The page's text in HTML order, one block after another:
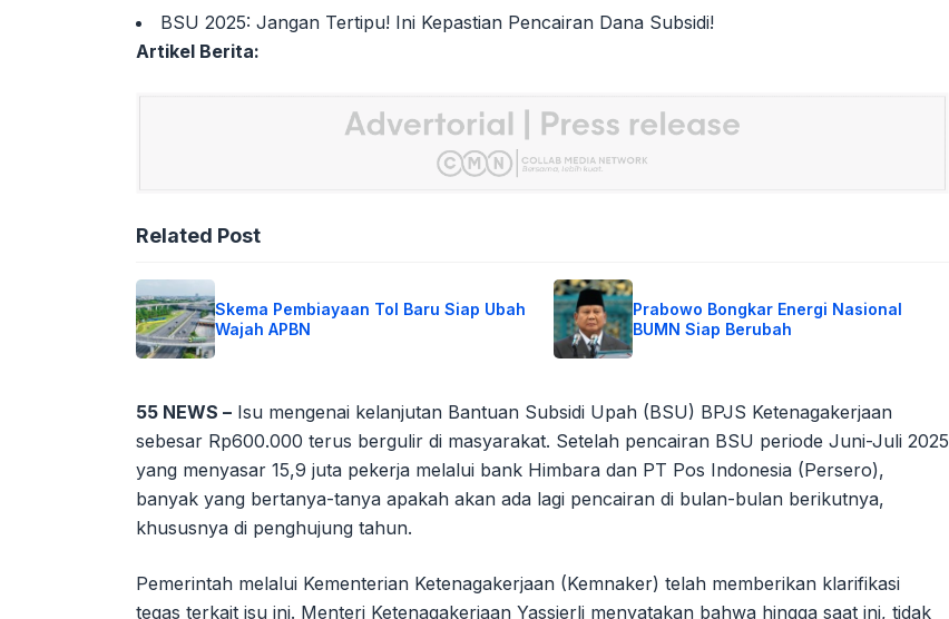
BSU 2025: Jangan Tertipu! Ini Kepastian Pencairan Dana Subsidi!
Artikel Berita:
Related Post
Skema Pembiayaan Tol Baru Siap Ubah
Wajah APBN
Prabowo Bongkar Energi Nasional
BUMN Siap Berubah
55 NEWS – Isu mengenai kelanjutan Bantuan Subsidi Upah (BSU) BPJS Ketenagakerjaan
sebesar Rp600.000 terus bergulir di masyarakat. Setelah pencairan BSU periode Juni-Juli 2025
yang menyasar 15,9 juta pekerja melalui bank Himbara dan PT Pos Indonesia (Persero),
banyak yang bertanya-tanya apakah akan ada lagi pencairan di bulan-bulan berikutnya,
khususnya di penghujung tahun.
Pemerintah melalui Kementerian Ketenagakerjaan (Kemnaker) telah memberikan klarifikasi
tegas terkait isu ini. Menteri Ketenagakerjaan Yassierli menyatakan bahwa hingga saat ini, tidak